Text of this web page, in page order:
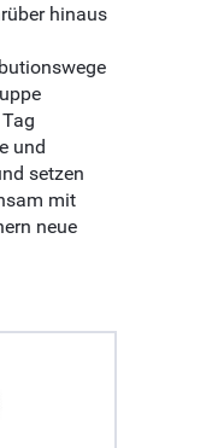
hinaus
und
setzen
mit
neue